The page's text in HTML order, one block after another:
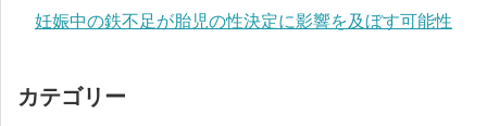
妊娠中の鉄不足が胎児の性決定に影響を及ぼす可能性
カテゴリー